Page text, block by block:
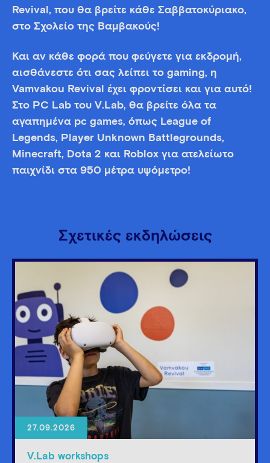
Revival, που θα βρείτε κάθε Σαββατοκύριακο,
στο Σχολείο της Βαμβακούς!
Και αν κάθε φορά που φεύγετε για εκδρομή,
αισθάνεστε ότι σας λείπει το gaming, η
Vamvakou Revival έχει φροντίσει και για αυτό!
Στο PC Lab του V.Lab, θα βρείτε όλα τα
αγαπημένα pc games, όπως League of
Legends, Player Unknown Battlegrounds,
Minecraft, Dota 2 και Roblox για ατελείωτο
παιχνίδι στα 950 μέτρα υψόμετρο!
Σχετικές εκδηλώσεις
27.09.2026
V.Lab workshops